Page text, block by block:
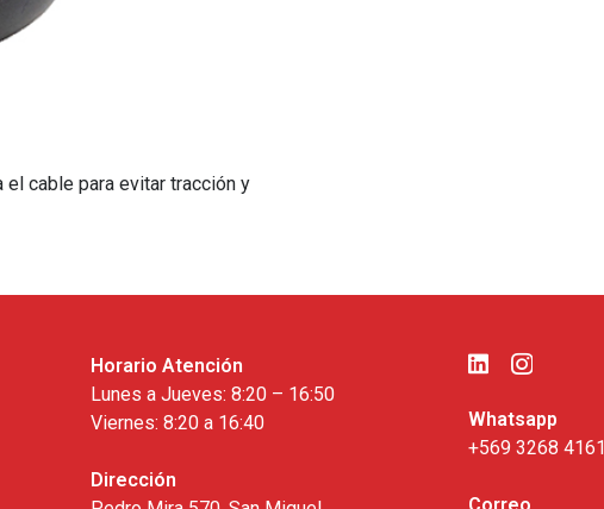
el cable para evitar tracción y
Horario Atención
Lunes a Jueves: 8:20 – 16:50
Viernes: 8:20 a 16:40
Dirección
Whatsapp
+569 3268 4161